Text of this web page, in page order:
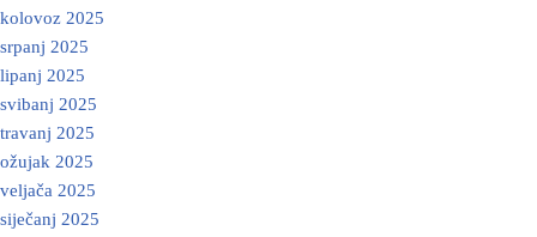
kolovoz 2025
srpanj 2025
lipanj 2025
svibanj 2025
travanj 2025
ožujak 2025
veljača 2025
siječanj 2025